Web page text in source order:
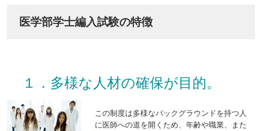
医学部学士編入試験の特徴
１．多様な人材の確保が目的。
この制度は多様なバックグラウンドを持つ人
に医師への道を開くため、年齢や職業、また